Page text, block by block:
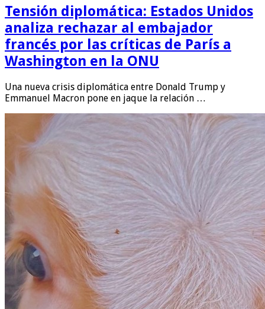
Tensión diplomática: Estados Unidos
analiza rechazar al embajador
francés por las críticas de París a
Washington en la ONU
Una nueva crisis diplomática entre Donald Trump y
Emmanuel Macron pone en jaque la relación …